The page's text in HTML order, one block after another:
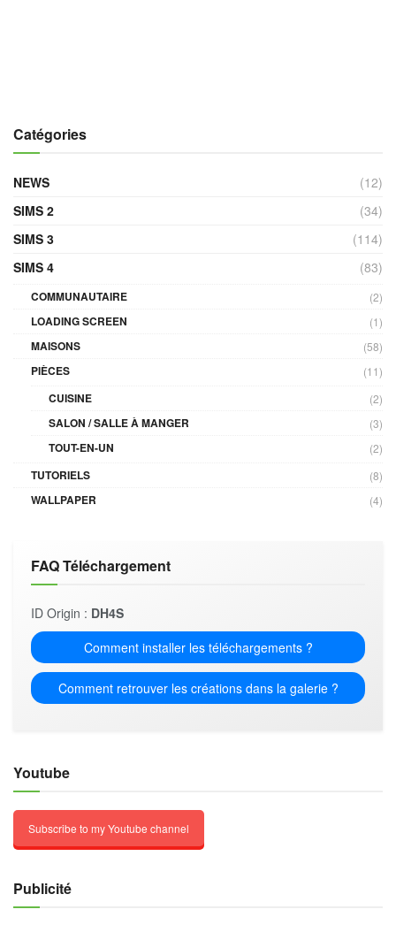
Catégories
NEWS
(12)
SIMS 2
(34)
SIMS 3
(114)
SIMS 4
(83)
COMMUNAUTAIRE (2)
LOADING SCREEN (1)
MAISONS (58)
PIÈCES (11)
CUISINE (2)
SALON / SALLE À MANGER (3)
TOUT-EN-UN (2)
TUTORIELS (8)
WALLPAPER (4)
FAQ Téléchargement
ID Origin : DH4S
Comment installer les téléchargements ?
Comment retrouver les créations dans la galerie ?
Youtube
Subscribe to my Youtube channel
Publicité